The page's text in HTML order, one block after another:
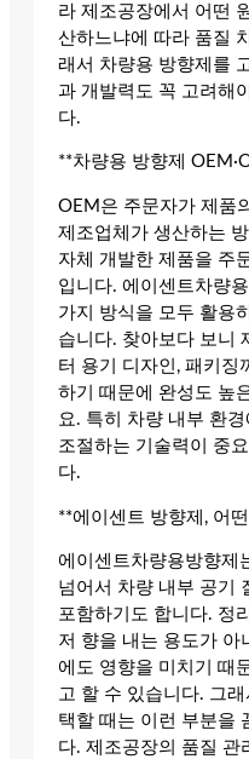
라 제조공장에서 어떤
산하느냐에 따라 품질
래서 차량용 방향제를
과 개발력도 꼭 고려해
다.
**차량용 방향제
OEM은 주문자가 제품
제조업체가 생산하는
자체 개발한 제품을 주
입니다. 에이센트차량
가지 방식을 모두 활용
습니다. 찾아보다 보니
터 용기 디자인, 패키징
하기 때문에 완성도 높
요. 특히 차량 내부 환
조절하는 기술력이 중
다.
**에이센트 방향제, 어
에이센트차량용방향제
넘어서 차량 내부 공기
포함하기도 합니다. 정
저 향을 내는 용도가 아
에도 영향을 미치기 때
고 할 수 있습니다. 그
택할 때는 이런 부분을
다. 제조공장의 품질 관